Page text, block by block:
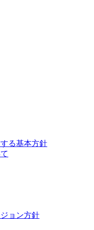
る基本方針
ョン方針